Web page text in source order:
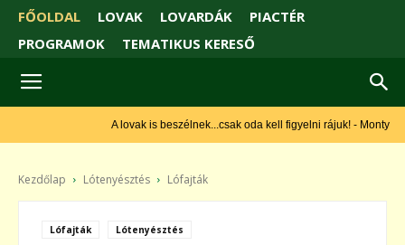
FŐOLDAL LOVAK LOVARDÁK
PIACTÉR
PROGRAMOK
TEMATIKUS KERESŐ
A lovak is beszélnek...csak oda kell figyelni rájuk! - Monty Roberts
Kezdőlap Lótenyésztés Lófajták
Lófajták Lótenyésztés